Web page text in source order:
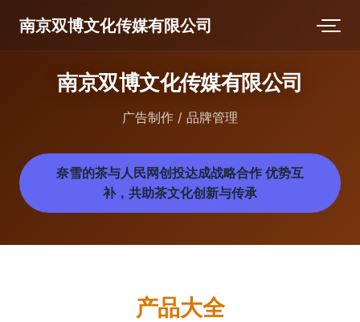
南京双博文化传媒有限公司
南京双博文化传媒有限公司
广告制作 / 品牌管理
奈雪的茶与人民网创投达成战略合作 优势互
补，共助茶文化创新与传承
产品大全